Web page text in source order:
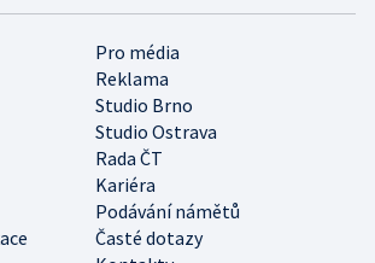
Pro média
Reklama
Studio Brno
Studio Ostrava
Rada ČT
Kariéra
Podávání námětů
Časté dotazy